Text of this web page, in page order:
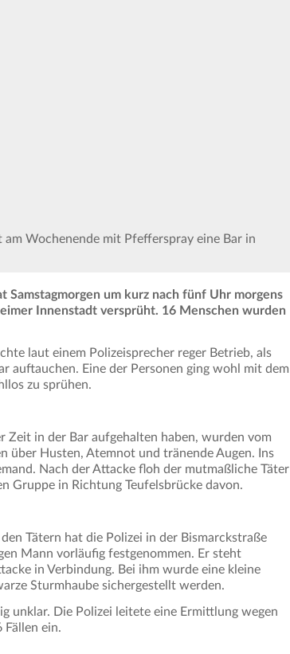
am Wochenende mit Pfefferspray eine Bar in
Samstagmorgen um kurz nach fünf Uhr morgens
Innenstadt versprüht. 16 Menschen wurden
laut einem Polizeisprecher reger Betrieb, als
auftauchen. Eine der Personen ging wohl mit dem
zu sprühen.
Zeit in der Bar aufgehalten haben, wurden vom
über Husten, Atemnot und tränende Augen. Ins
Nach der Attacke floh der mutmaßliche Täter
Gruppe in Richtung Teufelsbrücke davon.
Tätern hat die Polizei in der Bismarckstraße
Mann vorläufig festgenommen. Er steht
in Verbindung. Bei ihm wurde eine kleine
Sturmhaube sichergestellt werden.
unklar. Die Polizei leitete eine Ermittlung wegen
ein.